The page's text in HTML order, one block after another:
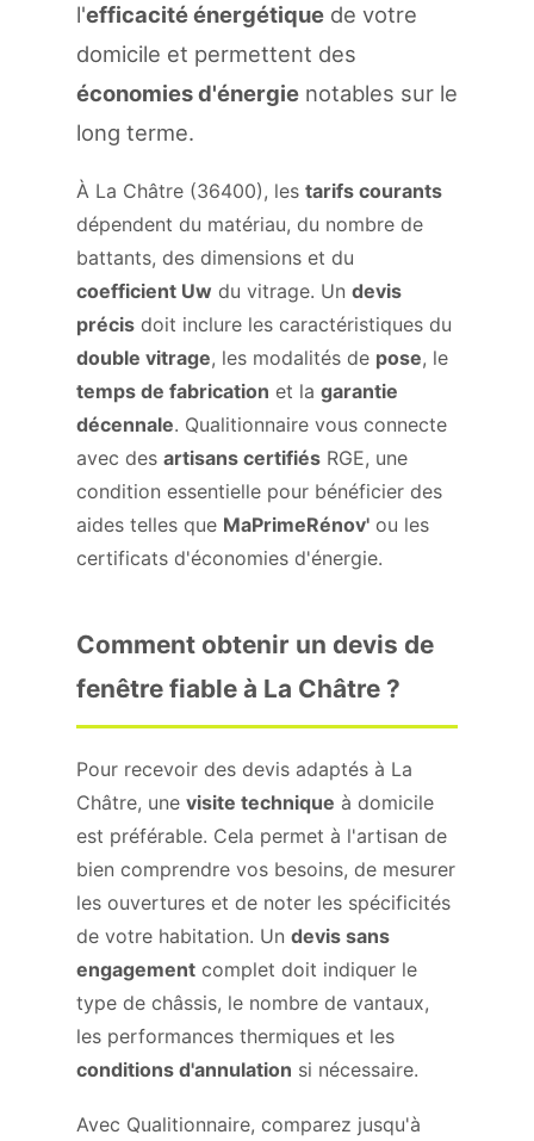
l'efficacité énergétique de votre
domicile et permettent des
économies d'énergie notables sur le
long terme.
À La Châtre (36400), les tarifs courants
dépendent du matériau, du nombre de
battants, des dimensions et du
coefficient Uw du vitrage. Un devis
précis doit inclure les caractéristiques du
double vitrage, les modalités de pose, le
temps de fabrication et la garantie
décennale. Qualitionnaire vous connecte
avec des artisans certifiés RGE, une
condition essentielle pour bénéficier des
aides telles que MaPrimeRénov' ou les
certificats d'économies d'énergie.
Comment obtenir un devis de
fenêtre fiable à La Châtre ?
Pour recevoir des devis adaptés à La
Châtre, une visite technique à domicile
est préférable. Cela permet à l'artisan de
bien comprendre vos besoins, de mesurer
les ouvertures et de noter les spécificités
de votre habitation. Un devis sans
engagement complet doit indiquer le
type de châssis, le nombre de vantaux,
les performances thermiques et les
conditions d'annulation si nécessaire.
Avec Qualitionnaire, comparez jusqu'à